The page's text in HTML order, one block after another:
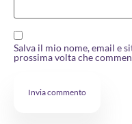
Salva il mio nome, email e
prossima volta che